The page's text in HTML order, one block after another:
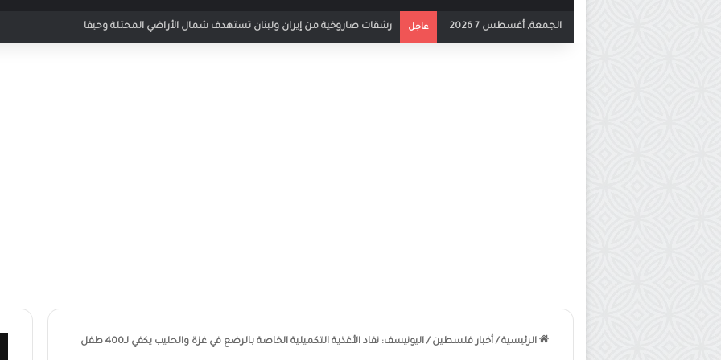
الجمعة, أغسطس 7 2026 عاجل بث مباشر مباراة الأردن والإمارات في كأس العرب 2025
الرئيسية / أخبار فلسطين / اليونيسف: نفاد الأغذية التكميلية الخاصة بالرضع في غزة والحليب يكفي لـ400 طفل